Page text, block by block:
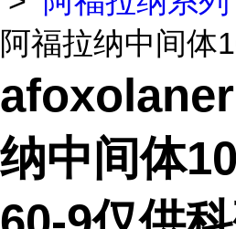
阿福拉纳中间体
纳中间体